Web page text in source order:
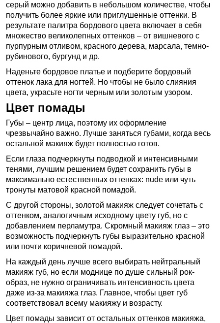
серый можно добавить в небольшом количестве, чтобы
получить более яркие или приглушенные оттенки. В
результате палитра бордового цвета включает в себя
множество великолепных оттенков – от вишневого с
пурпурным отливом, красного дерева, марсала, темно-
рубинового, бургунд и др.
Наденьте бордовое платье и подберите бордовый
оттенок лака для ногтей. Но чтобы не было слияния
цвета, украсьте ногти черным или золотым узором.
Цвет помады
Губы – центр лица, поэтому их оформление
чрезвычайно важно. Лучше заняться губами, когда весь
остальной макияж будет полностью готов.
Если глаза подчеркнуты подводкой и интенсивными
тенями, лучшим решением будет сохранить губы в
максимально естественных оттенках: nude или чуть
тронуты матовой красной помадой.
С другой стороны, золотой макияж следует сочетать с
оттенком, аналогичным исходному цвету губ, но с
добавлением перламутра. Скромный макияж глаз – это
возможность подчеркнуть губы выразительно красной
или почти коричневой помадой.
На каждый день лучше всего выбирать нейтральный
макияж губ, но если моднице по душе сильный рок-
образ, не нужно ограничивать интенсивность цвета
даже из-за макияжа глаз. Главное, чтобы цвет губ
соответствовал всему макияжу и возрасту.
Цвет помады зависит от остальных оттенков макияжа,